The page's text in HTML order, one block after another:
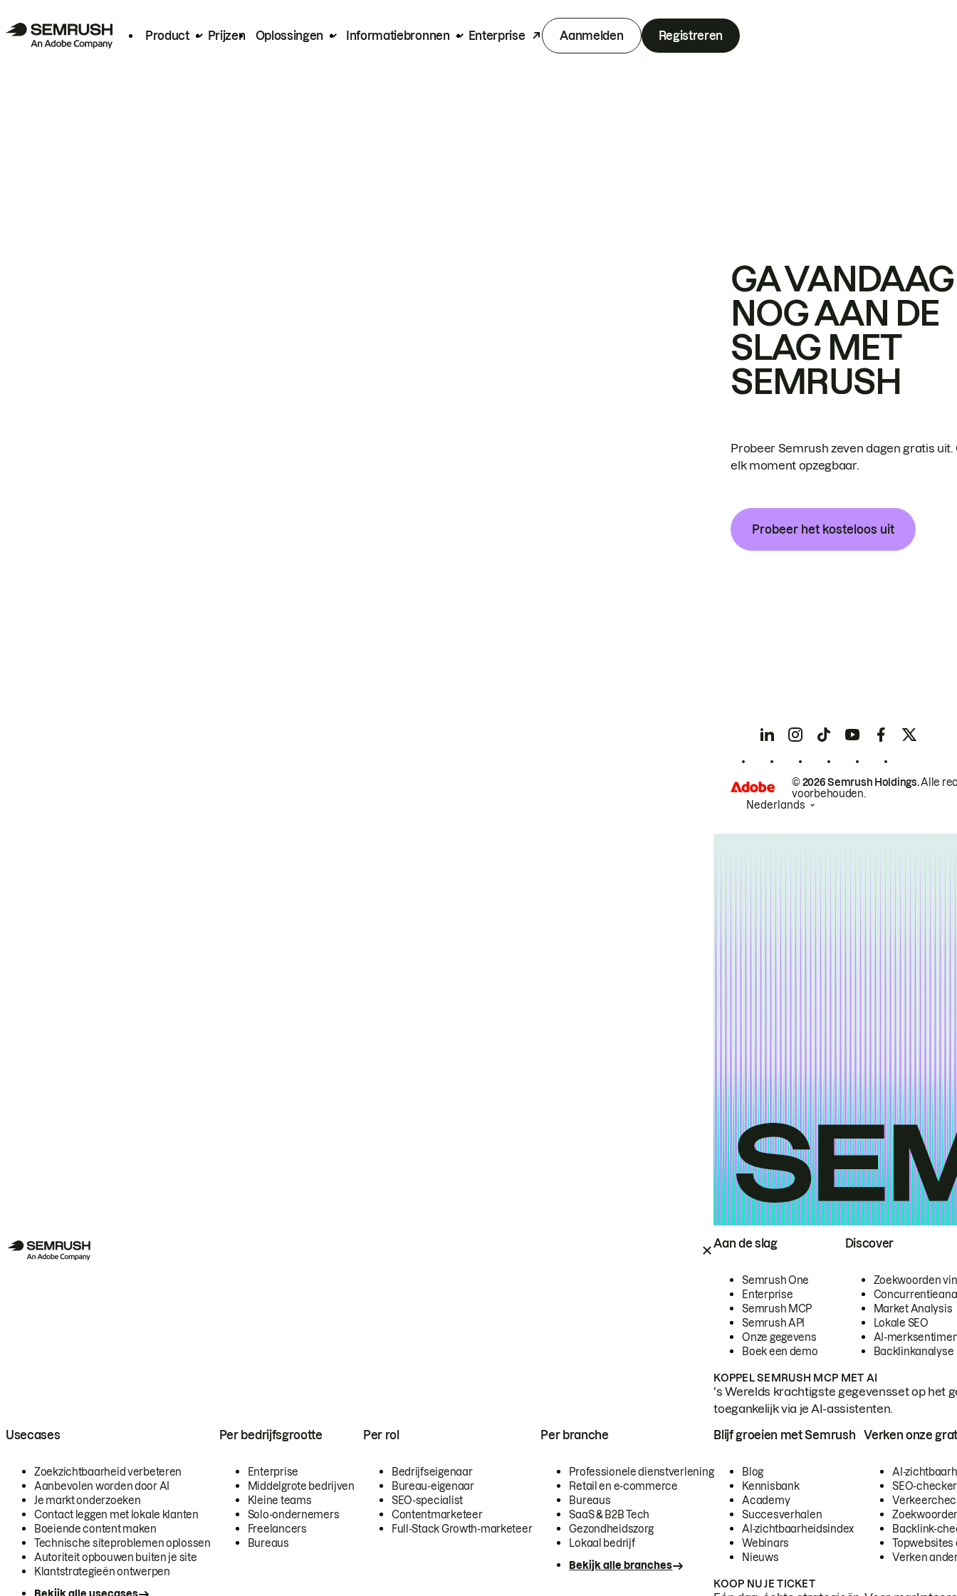
Product Prijzen Oplossingen Informatiebronnen Enterprise Aanmelden Registreren
Aan de slag
Semrush One
Enterprise
Semrush MCP
Semrush API
Onze gegevens
Boek een demo
Discover
Zoekwoorden
Market Analysis
Lokale SEO
AI-
Backlinkanalyse
KOPPEL SEMRUSH MCP MET AI
's Werelds krachtigste gegevensset op het
toegankelijk via je AI-assistenten.
Usecases
Zoekzichtbaarheid verbeteren
Aanbevolen worden door AI
Je markt onderzoeken
Contact leggen met lokale klanten
Boeiende content maken
Technische siteproblemen oplossen
Autoriteit opbouwen buiten je site
Klantstrategieën ontwerpen
Per bedrijfsgrootte
Enterprise
Middelgrote bedrijven
Kleine teams
Solo-ondernemers
Freelancers
Bureaus
Per rol
Bedrijfseigenaar
Bureau-eigenaar
SEO-specialist
Contentmarketeer
Full-Stack Growth-marketeer
Per branche
Professionele dienstverlening
Retail en e-commerce
Bureaus
SaaS & B2B Tech
Gezondheidszorg
Lokaal bedrijf
Bekijk alle branches
Blijf groeien met Semrush
Blog
Kennisbank
Academy
Succesverhalen
AI-zichtbaarheidsindex
Webinars
Nieuws
Verken onze
AI-
SEO-checker
Backlink-
Topwebsites
Verken
KOOP NU JE TICKET
GA VANDAAG
NOG AAN DE
SLAG MET
SEMRUSH
Probeer Semrush zeven dagen gratis uit.
elk moment opzegbaar.
Probeer het kosteloos uit
© 2026 Semrush Holdings.Alle
voorbehouden.
Nederlands